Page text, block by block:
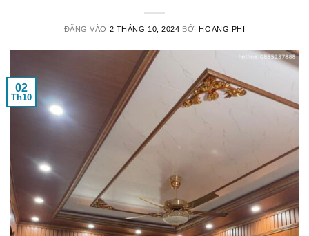
ĐĂNG VÀO 2 THÁNG 10, 2024 BỞIHOANG PHI
02
Th10